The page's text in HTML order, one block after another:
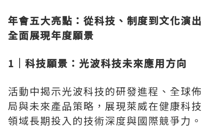
年會五大亮點：從科技、制度到文化演出
全面展現年度願景
1｜科技願景：光波科技未來應用方向
活動中揭示光波科技的研發進程、全球佈
局與未來產品策略，展現萊威在健康科技
領域長期投入的技術深度與國際競爭力。